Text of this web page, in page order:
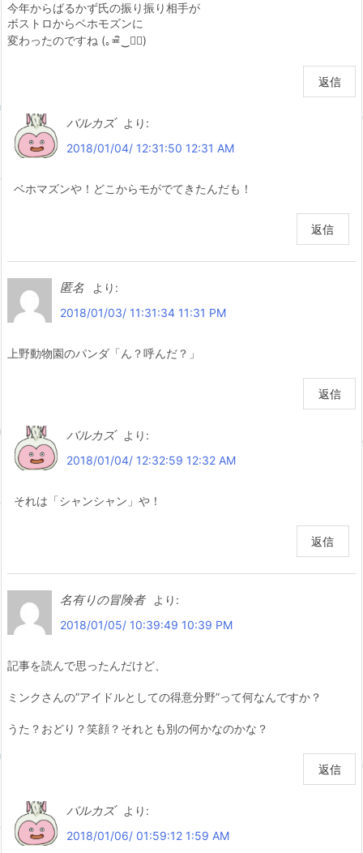
今年からばるかず氏の振り振り相手が
ボストロからベホモズンに
変わったのですね (｡≖ิ‿≖ิ)
返信
バルカズ
より:
2018/01/04/ 12:31:50 12:31 AM
ベホマズンや！どこからモがでてきたんだも！
返信
匿名
より:
2018/01/03/ 11:31:34 11:31 PM
上野動物園のパンダ「ん？呼んだ？」
返信
バルカズ
より:
2018/01/04/ 12:32:59 12:32 AM
それは「シャンシャン」や！
返信
名有りの冒険者
より:
2018/01/05/ 10:39:49 10:39 PM
記事を読んで思ったんだけど、
ミンクさんの”アイドルとしての得意分野”って何なんですか？
うた？おどり？笑顔？それとも別の何かなのかな？
返信
バルカズ
より:
2018/01/06/ 01:59:12 1:59 AM